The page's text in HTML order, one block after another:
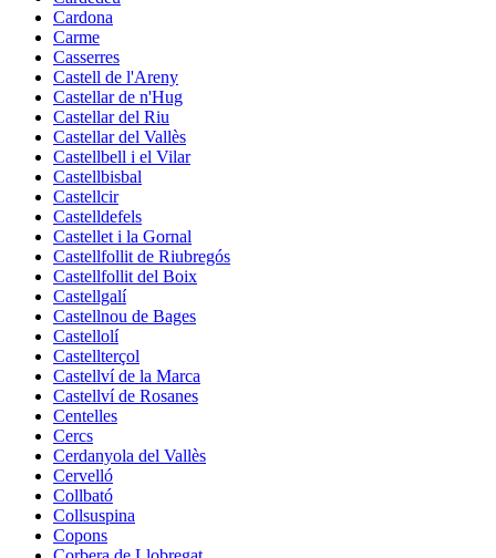
Cardona
Carme
Casserres
Castell de l'Areny
Castellar de n'Hug
Castellar del Riu
Castellar del Vallès
Castellbell i el Vilar
Castellbisbal
Castellcir
Castelldefels
Castellet i la Gornal
Castellfollit de Riubregós
Castellfollit del Boix
Castellgalí
Castellnou de Bages
Castellolí
Castellterçol
Castellví de la Marca
Castellví de Rosanes
Centelles
Cercs
Cerdanyola del Vallès
Cervelló
Collbató
Collsuspina
Copons